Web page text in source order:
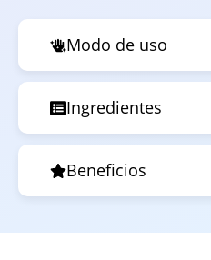
Modo de uso
Ingredientes
Beneficios